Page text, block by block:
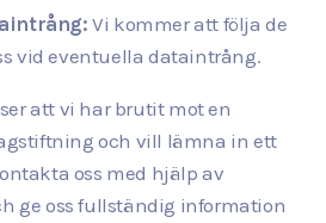
Vi kommer att följa de
vid eventuella dataintrång.
att vi har brutit mot en
och vill lämna in ett
oss med hjälp av
ge oss fullständig information